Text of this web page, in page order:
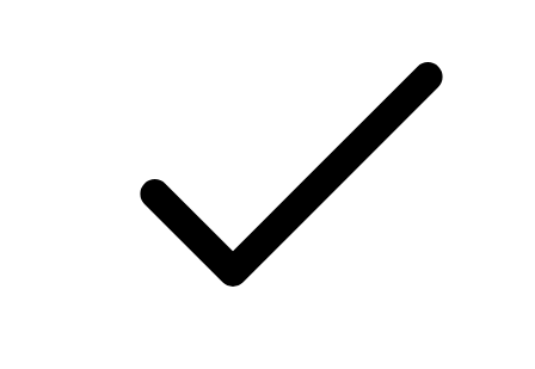
60 mg (7,5%*)
Magnesium
28,1 mg (7,1%*)
* % der empfohlenen Tagesdosis